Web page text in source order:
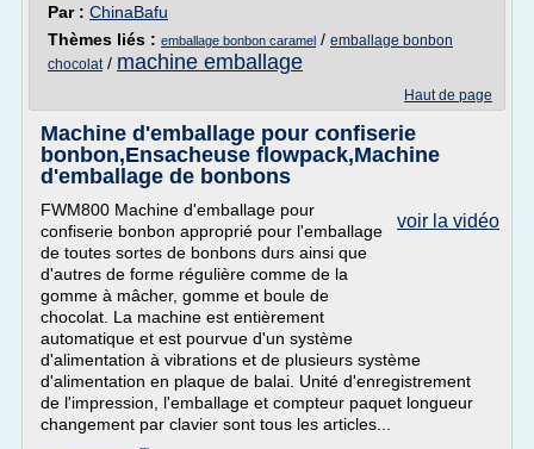
Par : ChinaBafu
Thèmes liés : emballage bonbon caramel / emballage bonbon
chocolat/ machine emballage
Haut de page
Machine d'emballage pour confiserie
bonbon,Ensacheuse flowpack,Machine
d'emballage de bonbons
voir la vidéo
FWM800 Machine d'emballage pour
confiserie bonbon approprié pour l'emballage
de toutes sortes de bonbons durs ainsi que
d'autres de forme régulière comme de la
gomme à mâcher, gomme et boule de
chocolat. La machine est entièrement
automatique et est pourvue d'un système
d'alimentation à vibrations et de plusieurs système
d'alimentation en plaque de balai. Unité d'enregistrement
de l'impression, l'emballage et compteur paquet longueur
changement par clavier sont tous les articles...